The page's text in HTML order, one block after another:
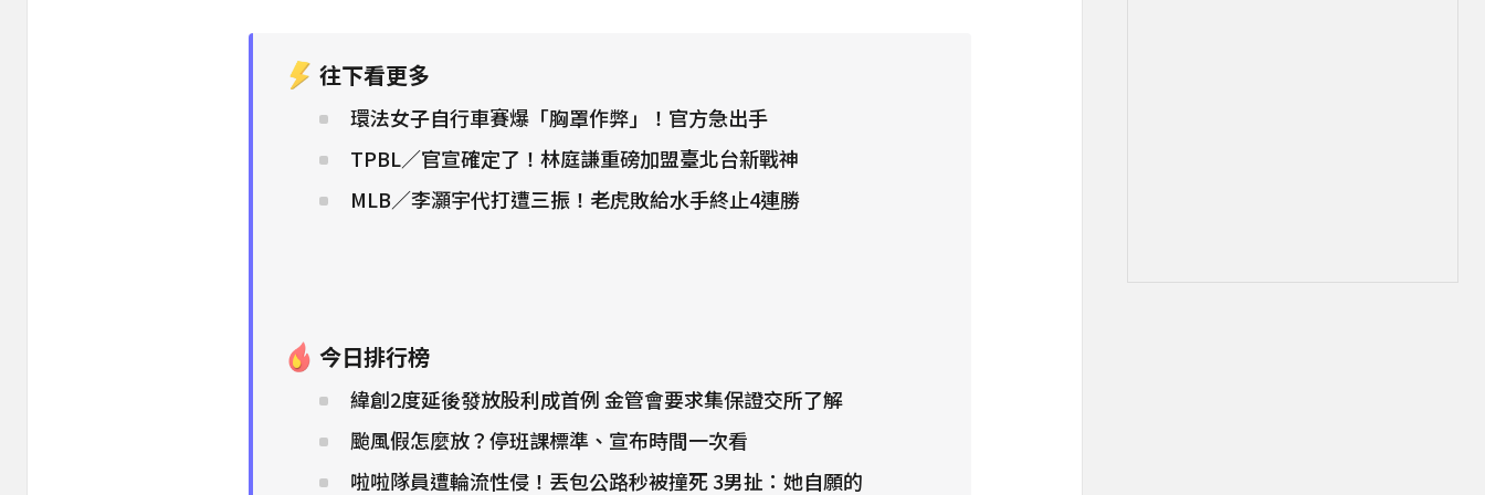
往下看更多
環法女子自行車賽爆「胸罩作弊」！官方急出手
TPBL／官宣確定了！林庭謙重磅加盟臺北台新戰神
MLB／李灝宇代打遭三振！老虎敗給水手終止4連勝
今日排行榜
緯創2度延後發放股利成首例 金管會要求集保證交所了解
颱風假怎麼放？停班課標準、宣布時間一次看
啦啦隊員遭輪流性侵！丟包公路秒被撞死 3男扯：她自願的